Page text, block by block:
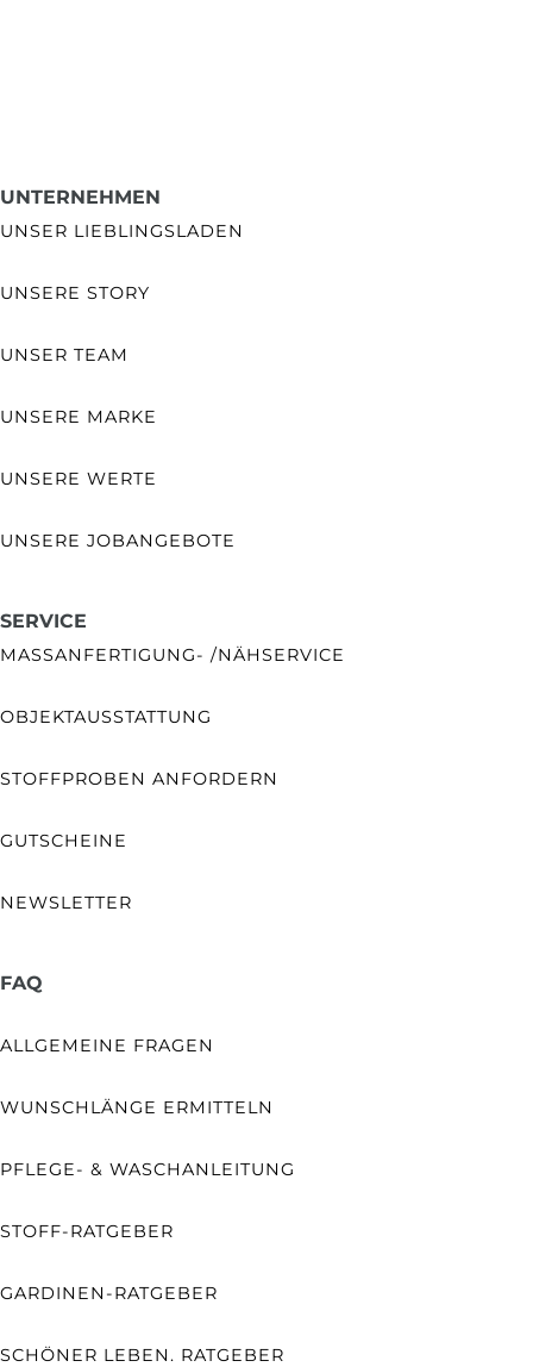
UNTERNEHMEN
UNSER LIEBLINGSLADEN
UNSERE STORY
UNSER TEAM
UNSERE MARKE
UNSERE WERTE
UNSERE JOBANGEBOTE
SERVICE
MASSANFERTIGUNG- /NÄHSERVICE
OBJEKTAUSSTATTUNG
STOFFPROBEN ANFORDERN
GUTSCHEINE
NEWSLETTER
FAQ
ALLGEMEINE FRAGEN
WUNSCHLÄNGE ERMITTELN
PFLEGE- & WASCHANLEITUNG
STOFF-RATGEBER
GARDINEN-RATGEBER
SCHÖNER LEBEN. RATGEBER